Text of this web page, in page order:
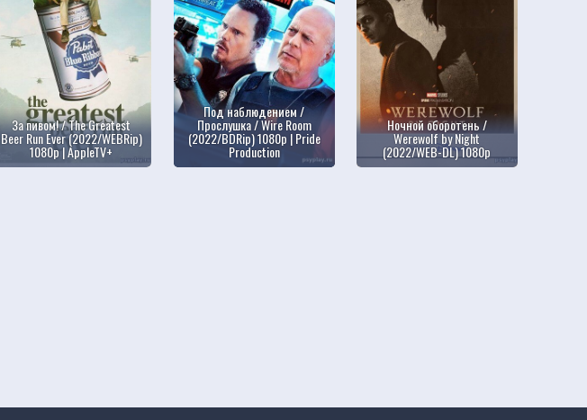
За пивом! / The Greatest
Beer Run Ever (2022/WEBRip)
1080p | AppleTV+
Под наблюдением /
Прослушка / Wire Room
(2022/BDRip) 1080p | Pride
Production
Ночной оборотень /
Werewolf by Night
(2022/WEB-DL) 1080p